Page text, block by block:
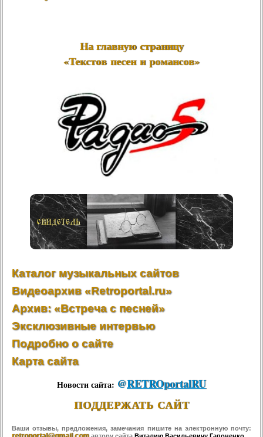
На главную страницу
«Текстов песен и романсов»
Каталог музыкальных сайтов
Видеоархив «Retroportal.ru»
Архив: «Встреча с песней»
Эксклюзивные интервью
Подробно о сайте
Карта сайта
Новости сайта: @RETROportalRU
ПОДДЕРЖАТЬ САЙТ
Ваши отзывы, предложения, замечания пишите на электронную почту: